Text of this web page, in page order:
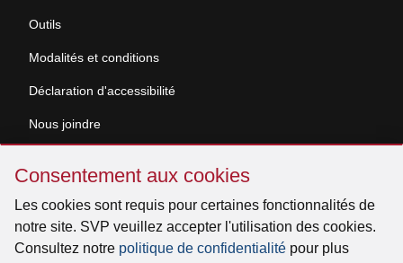
Consentement
aux
cookies
Consentement aux cookies
Les cookies sont requis pour certaines fonctionnalités de
notre site. SVP veuillez accepter l'utilisation des cookies.
Consultez notre politique de confidentialité pour plus
Outils
Modalités et conditions
Déclaration d'accessibilité
Nous joindre
© 2026 Venmar Ventilation ULC Tous droits réservés.